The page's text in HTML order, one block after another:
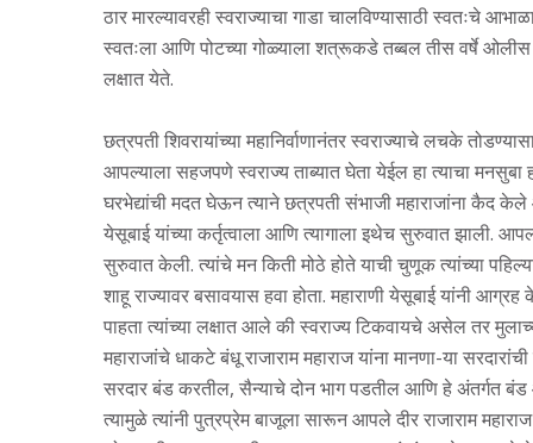
ठार मारल्यावरही स्वराज्याचा गाडा चालविण्यासाठी स्वतःचे
स्वतःला आणि पोटच्या गोळ्याला शत्रूकडे तब्बल तीस वर्षे
लक्षात येते.
छत्रपती शिवरायांच्या महानिर्वाणानंतर स्वराज्याचे लचके
आपल्याला सहजपणे स्वराज्य ताब्यात घेता येईल हा त्याचा
घरभेद्यांची मदत घेऊन त्याने छत्रपती संभाजी महाराजांना कैद
येसूबाई यांच्या कर्तृत्वाला आणि त्यागाला इथेच सुरुवात झाली.
सुरुवात केली. त्यांचे मन किती मोठे होते याची चुणूक त्यांच्या
शाहू राज्यावर बसावयास हवा होता. महाराणी येसूबाई यांनी
पाहता त्यांच्या लक्षात आले की स्वराज्य टिकवायचे असेल तर
महाराजांचे धाकटे बंधू राजाराम महाराज यांना मानणा-या
सरदार बंड करतील, सैन्याचे दोन भाग पडतील आणि हे अंतर्गत बंड
त्यामुळे त्यांनी पुत्रप्रेम बाजूला सारून आपले दीर राजाराम